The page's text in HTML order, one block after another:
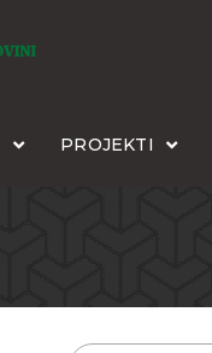
PROJEKTI